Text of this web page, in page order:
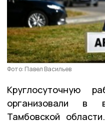
Фото: Павел Васильев
Круглосуточную
организовали в
Тамбовской